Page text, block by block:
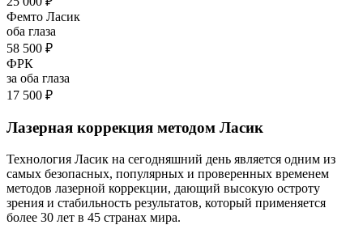
Фемто Ласик
оба глаза
58 500 ₽
ФРК
за оба глаза
17 500 ₽
Лазерная коррекция методом Ласик
Технология Ласик на сегодняшний день является одним из
самых безопасных, популярных и проверенных временем
методов лазерной коррекции, дающий высокую остроту
зрения и стабильность результатов, который применяется
более 30 лет в 45 странах мира.